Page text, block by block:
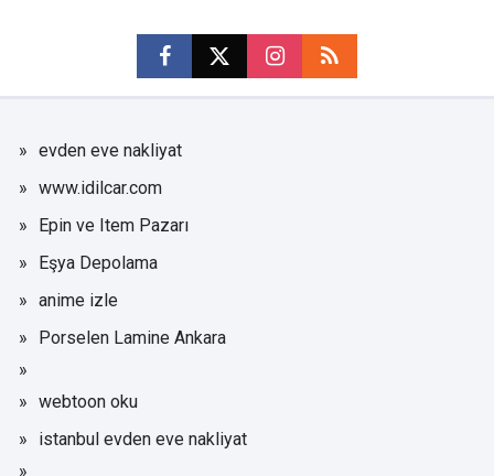
evden eve nakliyat
www.idilcar.com
Epin ve Item Pazarı
Eşya Depolama
anime izle
Porselen Lamine Ankara
webtoon oku
istanbul evden eve nakliyat